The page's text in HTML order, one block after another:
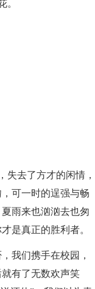
。
失去了方才的闲情，
可一时的逞强与畅
雨来也汹汹去也匆
是真正的胜利者。
我们携手在校园，
有了无数欢声笑